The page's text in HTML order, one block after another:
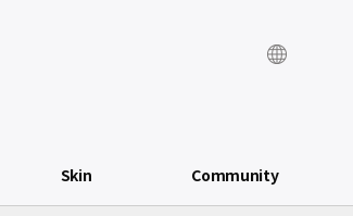
Skin Community